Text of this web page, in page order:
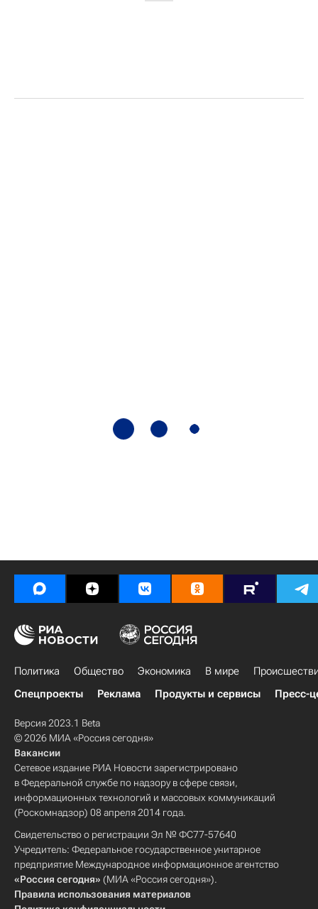
Политика Общество Экономика В мире
Спецпроекты
Реклама Продукты и сервисы Пресс-
Версия 2023.1 Beta
© 2026 МИА «Россия сегодня»
Вакансии
Сетевое издание РИА Новости зарегистрировано
в Федеральной службе по надзору в сфере связи,
информационных технологий и массовых коммуникаций
(Роскомнадзор) 08 апреля 2014 года.
Свидетельство о регистрации Эл № ФС77-57640
Учредитель: Федеральное государственное унитарное
предприятие Международное информационное агентство
«Россия сегодня» (МИА «Россия сегодня»).
Правила использования материалов